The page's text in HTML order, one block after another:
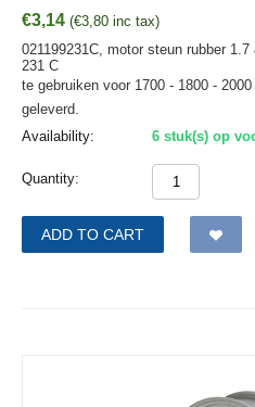
€3,14 (€3,80 inc tax)
021199231C, motor steun rubber 1.7
231 C
te gebruiken voor 1700 - 1800 -
geleverd.
Availability:
6 stuk(s) op
Quantity:
ADD TO CART